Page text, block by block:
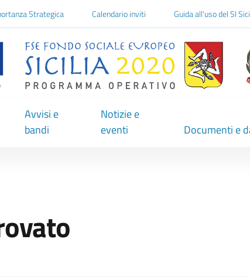
Strategica Calendario inviti Guida all'uso del SI
Avvisi e
bandi
Notizie e
eventi
Documenti e